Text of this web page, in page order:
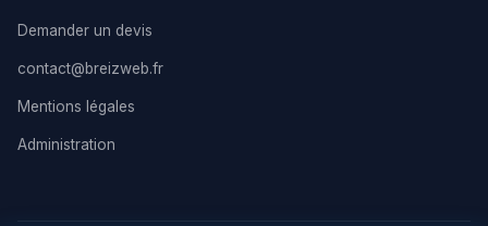
Demander un devis
contact@breizweb.fr
Mentions légales
Administration